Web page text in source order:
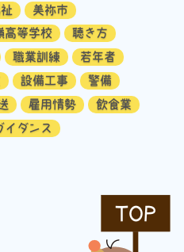
美祢市
高等学校
聴き方
職業訓練
若年者
設備工事
警備
雇用情勢
飲食業
イダンス
TOP